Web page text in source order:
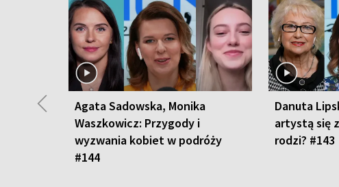
Agata Sadowska, Monika
Waszkowicz: Przygody i
wyzwania kobiet w podróży
#144
Danuta
artystą się
rodzi? #143
◀